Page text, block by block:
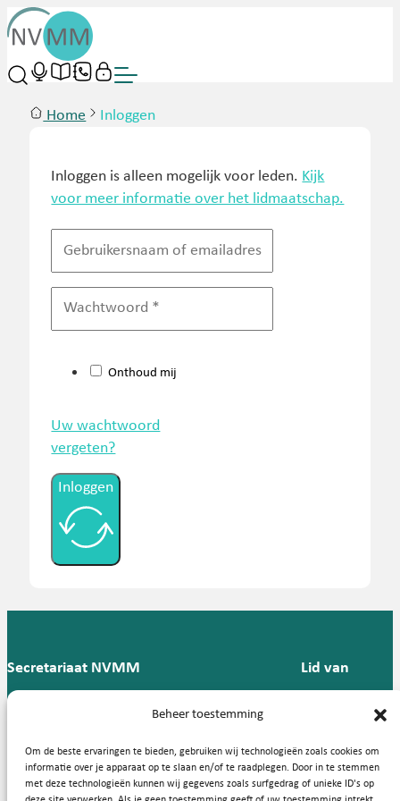
Beheer toestemming
Om de beste ervaringen te bieden, gebruiken wij technologieën zoals cookies om
informatie over je apparaat op te slaan en/of te raadplegen. Door in te stemmen
met deze technologieën kunnen wij gegevens zoals surfgedrag of unieke ID's op
Home Inloggen
Inloggen is alleen mogelijk voor leden. Kijk
voor meer informatie over het lidmaatschap.
Onthoud mij
Uw wachtwoord
vergeten?
Inloggen
Secretariaat NVMM
Groningen
T: 088 -
57
Lid van